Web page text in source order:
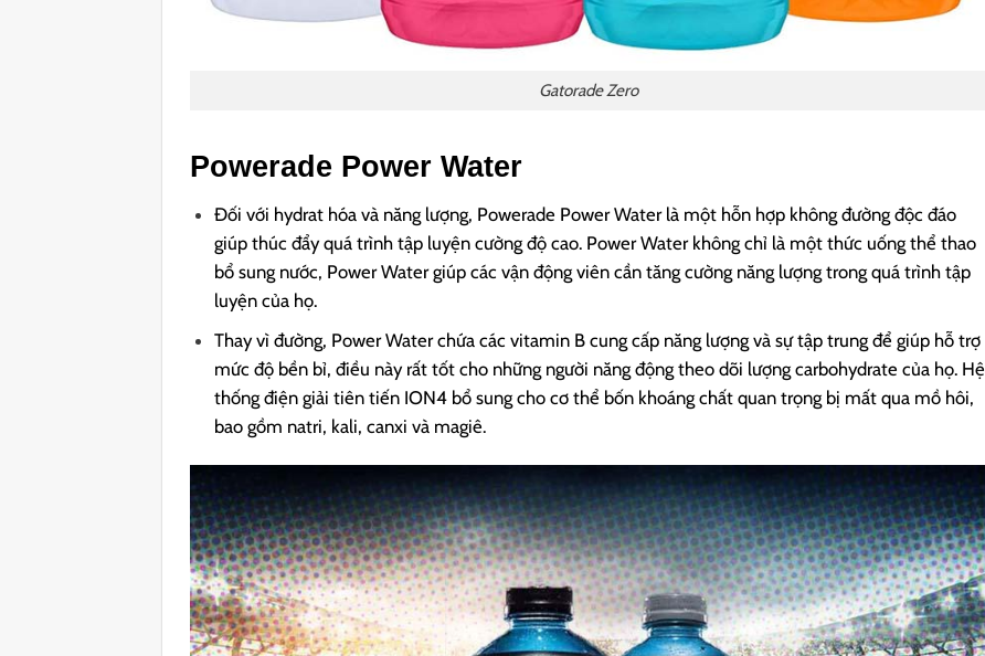
Gatorade Zero
Powerade Power Water
Đối với hydrat hóa và năng lượng, Powerade Power Water là một hỗn hợp không đường độc đáo
giúp thúc đẩy quá trình tập luyện cường độ cao. Power Water không chỉ là một thức uống thể thao
bổ sung nước, Power Water giúp các vận động viên cần tăng cường năng lượng trong quá trình tập
luyện của họ.
Thay vì đường, Power Water chứa các vitamin B cung cấp năng lượng và sự tập trung để giúp hỗ trợ
mức độ bền bỉ, điều này rất tốt cho những người năng động theo dõi lượng carbohydrate của họ. Hệ
thống điện giải tiên tiến ION4 bổ sung cho cơ thể bốn khoáng chất quan trọng bị mất qua mồ hôi,
bao gồm natri, kali, canxi và magiê.